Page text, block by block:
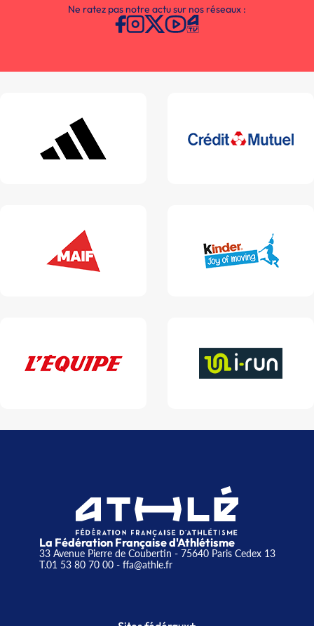
Ne ratez pas notre actu sur nos réseaux :
La Fédération Française d'Athlétisme
33 Avenue Pierre de Coubertin - 75640 Paris Cedex 13
T.01 53 80 70 00- ffa@athle.fr